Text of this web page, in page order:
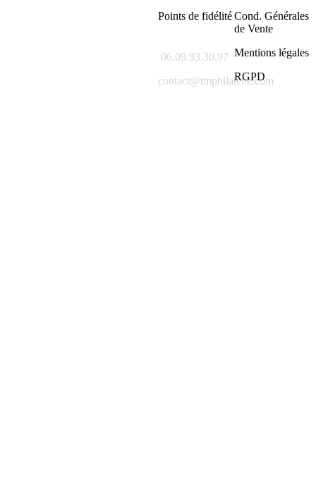
Points de fidélité
06.09.93.30.97
contact@tmphilatelie.com
Cond. Générales
de Vente
Mentions légales
RGPD